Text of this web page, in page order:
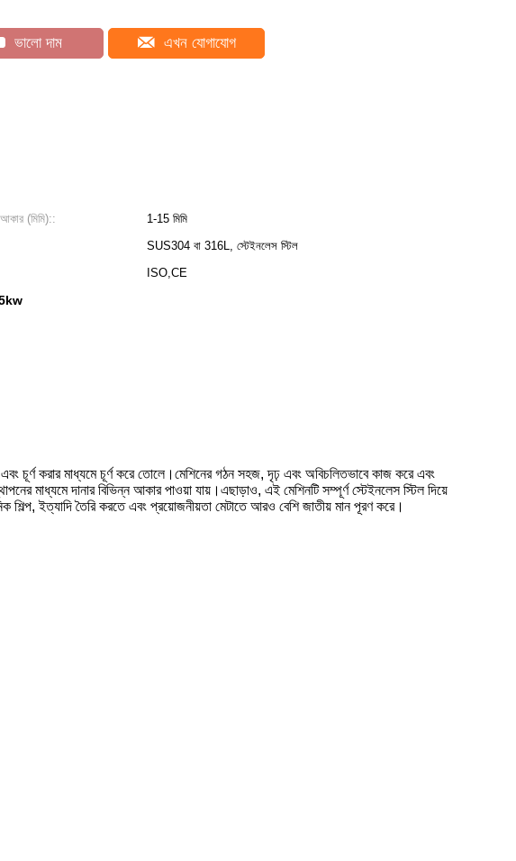
ভালো দাম এখন যোগাযোগ
(মিমি)::
1-15 মিমি
SUS304 বা 316L, স্টেইনলেস স্টিল
ISO,CE
চূর্ণ করার মাধ্যমে চূর্ণ করে তোলে।মেশিনের গঠন সহজ, দৃঢ় এবং অবিচলিতভাবে কাজ করে এবং
মাধ্যমে দানার বিভিন্ন আকার পাওয়া যায়।এছাড়াও, এই মেশিনটি সম্পূর্ণ স্টেইনলেস স্টিল দিয়ে
শিল্প, ইত্যাদি তৈরি করতে এবং প্রয়োজনীয়তা মেটাতে আরও বেশি জাতীয় মান পূরণ করে।